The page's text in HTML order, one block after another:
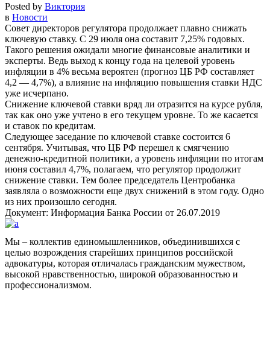
Posted by Виктория
в Новости
Совет директоров регулятора продолжает плавно снижать
ключевую ставку. С 29 июля она составит 7,25% годовых.
Такого решения ожидали многие финансовые аналитики и
эксперты. Ведь выход к концу года на целевой уровень
инфляции в 4% весьма вероятен (прогноз ЦБ РФ составляет
4,2 — 4,7%), а влияние на инфляцию повышения ставки НДС
уже исчерпано.
Снижение ключевой ставки вряд ли отразится на курсе рубля,
так как оно уже учтено в его текущем уровне. То же касается
и ставок по кредитам.
Следующее заседание по ключевой ставке состоится 6
сентября. Учитывая, что ЦБ РФ перешел к смягчению
денежно-кредитной политики, а уровень инфляции по итогам
июня составил 4,7%, полагаем, что регулятор продолжит
снижение ставки. Тем более председатель Центробанка
заявляла о возможности еще двух снижений в этом году. Одно
из них произошло сегодня.
Документ: Информация Банка России от 26.07.2019
Мы – коллектив единомышленников, объединившихся с
целью возрождения старейших принципов российской
адвокатуры, которая отличалась гражданским мужеством,
высокой нравственностью, широкой образованностью и
профессионализмом.